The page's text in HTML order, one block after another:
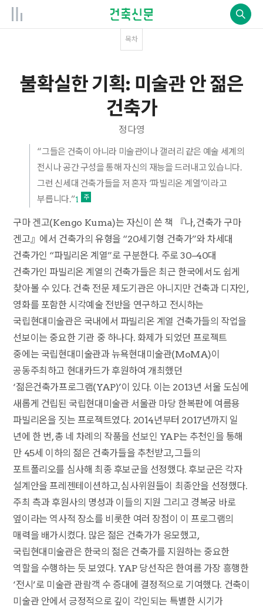
목차
불확실한 기획: 미술관 안 젊은
건축가
정다영
“그들은 건축이 아니라 미술관이나 갤러리 같은 예술 세계의
전시나 공간 구성을 통해 자신의 재능을 드러내고 있습니다.
그런 신세대 건축가들을 저 혼자 ‘파빌리온 계열’이라고
부릅니다.”1
구마 겐고(Kengo Kuma)는 자신이 쓴 책 『나, 건축가 구마
겐고』에서 건축가의 유형을 “20세기형 건축가”와 차세대
건축가인 “파빌리온 계열”로 구분한다. 주로 30–40대
건축가인 파빌리온 계열의 건축가들은 최근 한국에서도 쉽게
찾아볼 수 있다. 건축 전문 제도기관은 아니지만 건축과 디자인,
영화를 포함한 시각예술 전반을 연구하고 전시하는
국립현대미술관은 국내에서 파빌리온 계열 건축가들의 작업을
선보이는 중요한 기관 중 하나다. 화제가 되었던 프로젝트
중에는 국립현대미술관과 뉴욕현대미술관(MoMA)이
공동주최하고 현대카드가 후원하여 개최했던
‘젊은건축가프로그램(YAP)’이 있다. 이는 2013년 서울 도심에
새롭게 건립된 국립현대미술관 서울관 마당 한복판에 여름용
파빌리온을 짓는 프로젝트였다. 2014년부터 2017년까지 일
년에 한 번, 총 네 차례의 작품을 선보인 YAP는 추천인을 통해
만 45세 이하의 젊은 건축가들을 추천받고, 그들의
포트폴리오를 심사해 최종 후보군을 선정했다. 후보군은 각자
설계안을 프레젠테이션하고, 심사위원들이 최종안을 선정했다.
주최 측과 후원사의 명성과 이들의 지원 그리고 경복궁 바로
옆이라는 역사적 장소를 비롯한 여러 장점이 이 프로그램의
매력을 배가시켰다. 많은 젊은 건축가가 응모했고,
국립현대미술관은 한국의 젊은 건축가를 지원하는 중요한
역할을 수행하는 듯 보였다. YAP 당선작은 한여름 가장 흥행한
‘전시’로 미술관 관람객 수 증대에 결정적으로 기여했다. 건축이
미술관 안에서 긍정적으로 깊이 각인되는 특별한 시기가